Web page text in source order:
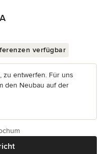
5 Sternen
verfügbar
zu entwerfen. Für uns
den Neubau auf der